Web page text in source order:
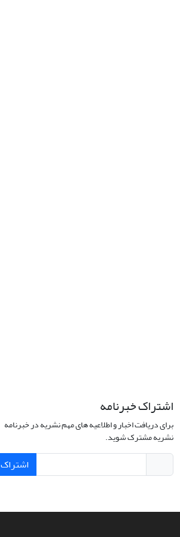
اشتراک خبرنامه
برای دریافت اخبار و اطلاعیه های مهم نشریه در خبرنامه
نشریه مشترک شوید.
اشتراک